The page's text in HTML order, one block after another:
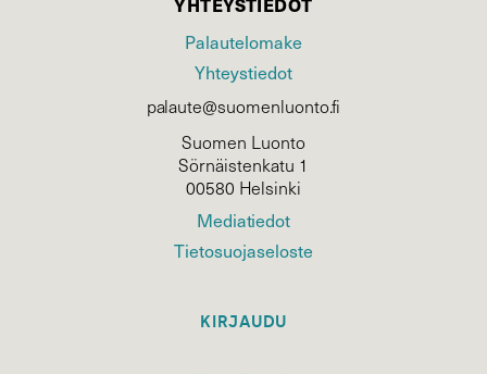
Palautelomake
Yhteystiedot
palaute@suomenluonto.fi
Suomen Luonto
Sörnäistenkatu 1
00580 Helsinki
Mediatiedot
Tietosuojaseloste
KIRJAUDU